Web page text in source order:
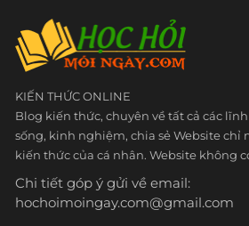
KIẾN THỨC ONLINE
Blog kiến thức, chuyên về tất cả các
sống, kinh nghiệm, chia sẻ Website chỉ
kiến thức của cá nhân. Website không
Chi tiết góp ý gửi về email:
hochoimoingay.com@gmail.com